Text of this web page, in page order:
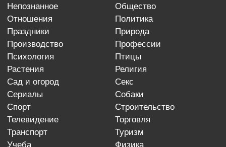
непознанное
общество
отношения
политика
праздники
природа
производство
профессии
психология
птицы
растения
религия
сад и огород
секс
сериалы
собаки
спорт
строительство
телевидение
торговля
транспорт
туризм
учеба
физика